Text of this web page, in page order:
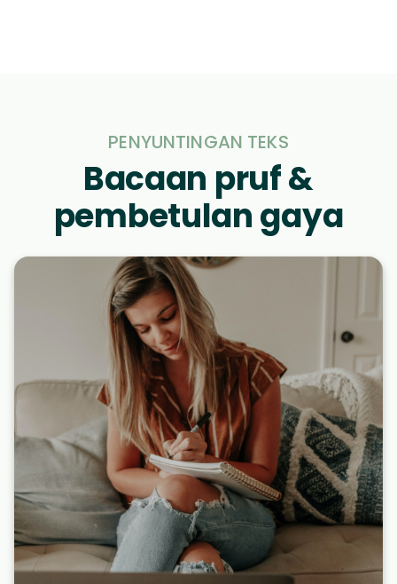
PENYUNTINGAN TEKS
Bacaan pruf &
pembetulan gaya